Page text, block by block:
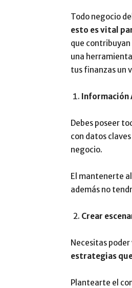
Todo negocio
esto es vital
que
una
tus finanzas un
Información
Debes poseer
con datos
negocio.
El mantenerte
además no
Crear
Necesitas
estrategias
Plantearte el